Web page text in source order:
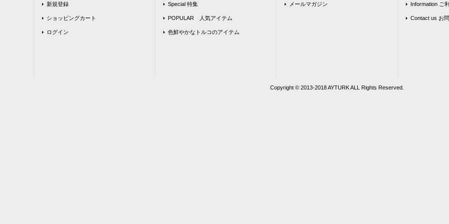
新規登録
ショッピングカート
ログイン
Special 特集
POPULAR 人気アイテム
色鮮やかなトルコのアイテム
メールマガジン Information ご
Contact us お
Copyright © 2013‐2018 AYTURK ALL Rights Reserved.